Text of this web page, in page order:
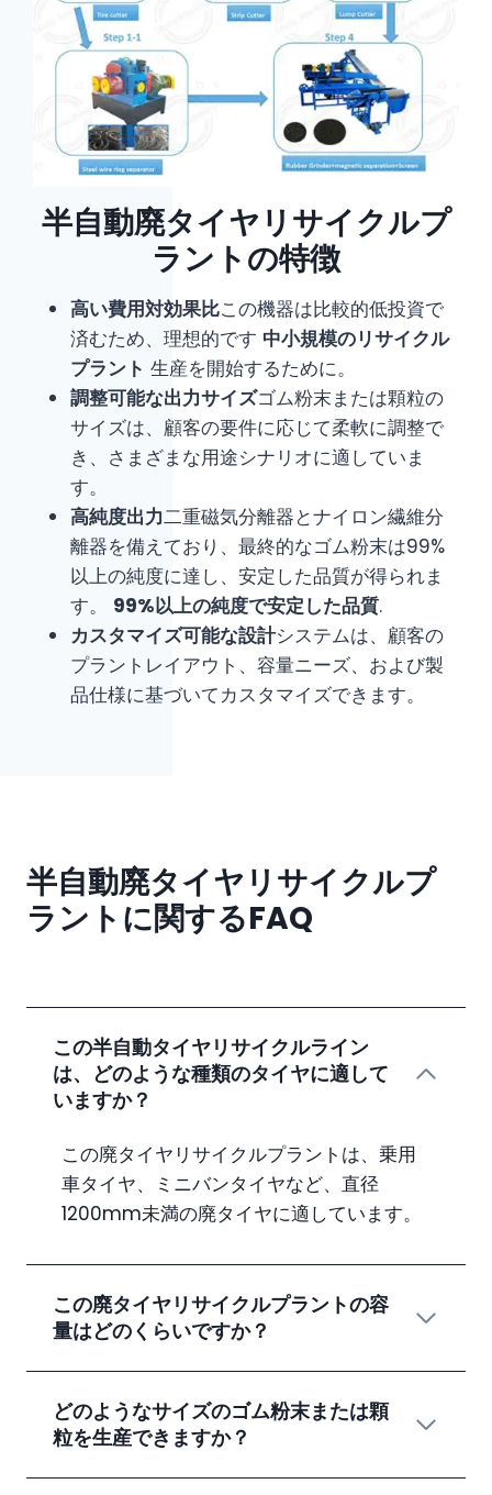
半自動廃タイヤリサイクルプ
ラントの特徴
高い費用対効果比この機器は比較的低投資で
済むため、理想的です 中小規模のリサイクル
プラント 生産を開始するために。
調整可能な出力サイズゴム粉末または顆粒の
サイズは、顧客の要件に応じて柔軟に調整で
き、さまざまな用途シナリオに適していま
す。
高純度出力二重磁気分離器とナイロン繊維分
離器を備えており、最終的なゴム粉末は99%
以上の純度に達し、安定した品質が得られま
す。 99%以上の純度で安定した品質.
カスタマイズ可能な設計システムは、顧客の
プラントレイアウト、容量ニーズ、および製
品仕様に基づいてカスタマイズできます。
半自動廃タイヤリサイクルプ
ラントに関するFAQ
この半自動タイヤリサイクルライン
は、どのような種類のタイヤに適して
いますか？
この廃タイヤリサイクルプラントは、乗用
車タイヤ、ミニバンタイヤなど、直径
1200mm未満の廃タイヤに適しています。
この廃タイヤリサイクルプラントの容
量はどのくらいですか？
どのようなサイズのゴム粉末または顆
粒を生産できますか？